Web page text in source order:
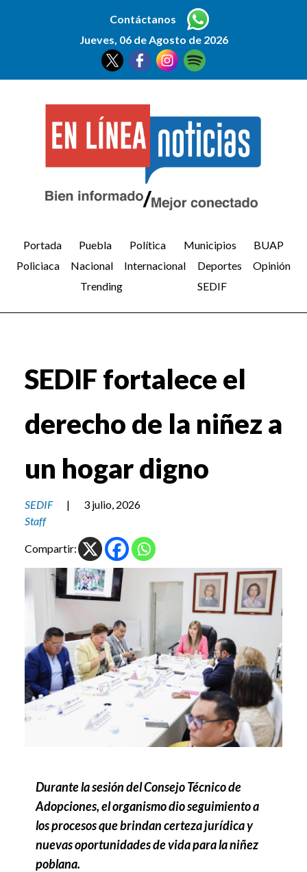
Contáctanos
Jueves, 06 de Agosto de 2026
Portada Puebla Política Municipios
BUAP
Policiaca
Nacional Internacional Deportes
Opinión
Trending
SEDIF
SEDIF fortalece el
derecho de la niñez a
un hogar digno
SEDIF |
3 julio, 2026
Staff
Compartir:
Durante la sesión del Consejo Técnico de
Adopciones, el organismo dio seguimiento a
los procesos que brindan certeza jurídica y
nuevas oportunidades de vida para la niñez
poblana.